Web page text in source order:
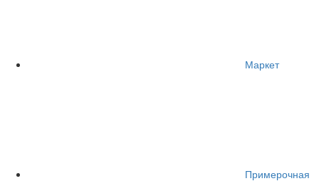
Маркет
Примерочная